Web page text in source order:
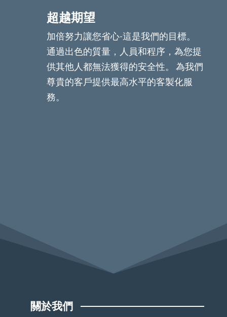
超越期望
加倍努力讓您省心-這是我們的目標。
通過出色的質量，人員和程序，為您提
供其他人都無法獲得的安全性。 為我們
尊貴的客戶提供最高水平的客製化服
務。
關於我們